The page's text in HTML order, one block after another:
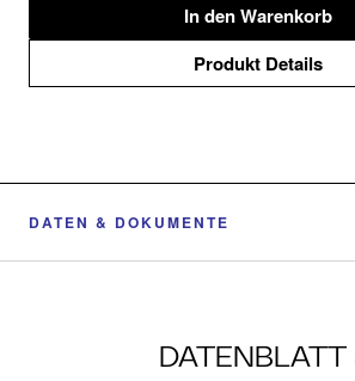
In den Warenkorb
Produkt Details
DATEN & DOKUMENTE